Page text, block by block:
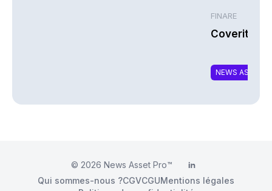
FINARE
Coverity
NEWS
© 2026 News Asset Pro™ LinkedIn
Qui sommes-nous ?CGVCGUMentions légales